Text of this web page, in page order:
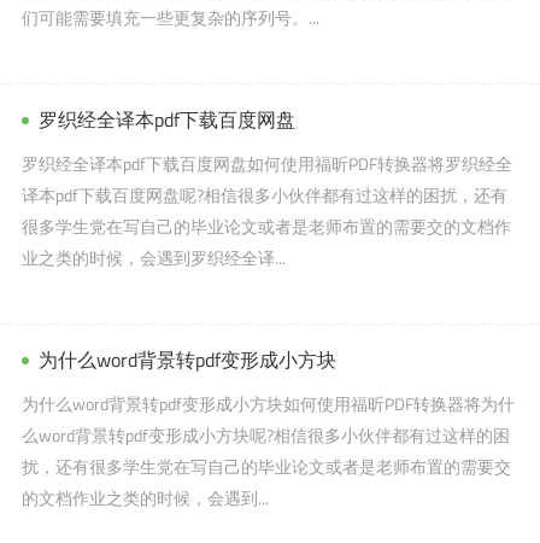
们可能需要填充一些更复杂的序列号。...
罗织经全译本pdf下载百度网盘
罗织经全译本pdf下载百度网盘如何使用福昕PDF转换器将罗织经全
译本pdf下载百度网盘呢?相信很多小伙伴都有过这样的困扰，还有
很多学生党在写自己的毕业论文或者是老师布置的需要交的文档作
业之类的时候，会遇到罗织经全译...
为什么word背景转pdf变形成小方块
为什么word背景转pdf变形成小方块如何使用福昕PDF转换器将为什
么word背景转pdf变形成小方块呢?相信很多小伙伴都有过这样的困
扰，还有很多学生党在写自己的毕业论文或者是老师布置的需要交
的文档作业之类的时候，会遇到...